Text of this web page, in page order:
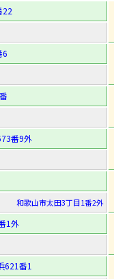
22
6
番9外
和歌山市太田3丁目1番2外
1外
621番1